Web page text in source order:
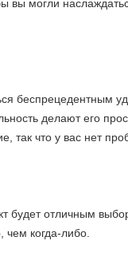
вы могли
беспрецедентным
делают его
так что у вас нет
будет отличным
когда-либо.